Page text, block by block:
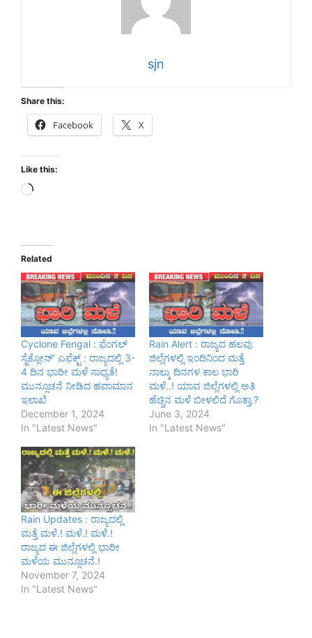
sjn
Share this:
Facebook X
Like this:
Loading…
Related
Cyclone Fengal : ಫೆಂಗಲ್
ಸೈಕ್ಲೋನ್’ ಎಫೆಕ್ಟ್ : ರಾಜ್ಯದಲ್ಲಿ 3-
4 ದಿನ ಭಾರೀ ಮಳೆ ಸಾಧ್ಯತೆ!
ಮುನ್ಸೂಚನೆ ನೀಡಿದ ಹವಾಮಾನ
ಇಲಾಖೆ
December 1, 2024
In "Latest News"
Rain Alert : ರಾಜ್ಯದ ಹಲವು
ಜಿಲ್ಲೆಗಳಲ್ಲಿ ಇಂದಿನಿಂದ ಮತ್ತೆ
ನಾಲ್ಕು ದಿನಗಳ ಕಾಲ ಭಾರಿ
ಮಳೆ..! ಯಾವ ಜಿಲ್ಲೆಗಳಲ್ಲಿ ಅತಿ
ಹೆಚ್ಚಿನ ಮಳೆ ಬೀಳಲಿದೆ ಗೊತ್ತಾ.?
June 3, 2024
In "Latest News"
Rain Updates : ರಾಜ್ಯದಲ್ಲಿ
ಮತ್ತೆ ಮಳೆ.! ಮಳೆ.! ಮಳೆ.!
ರಾಜ್ಯದ ಈ ಜಿಲ್ಲೆಗಳಲ್ಲಿ ಭಾರೀ
ಮಳೆಯ ಮುನ್ಸೂಚನೆ.!
November 7, 2024
In "Latest News"